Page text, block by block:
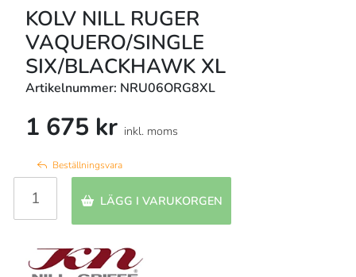
KOLV NILL RUGER
VAQUERO/SINGLE
SIX/BLACKHAWK XL
Artikelnummer: NRU06ORG8XL
1 675 kr inkl. moms
Beställningsvara
LÄGG I VARUKORGEN